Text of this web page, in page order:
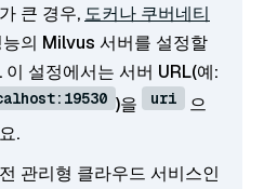
큰 경우, 도커나 쿠버네티
능의 Milvus 서버를 설정할
이 설정에서는 서버 URL(예:
)을 uri
으
.
관리형 클라우드 서비스인